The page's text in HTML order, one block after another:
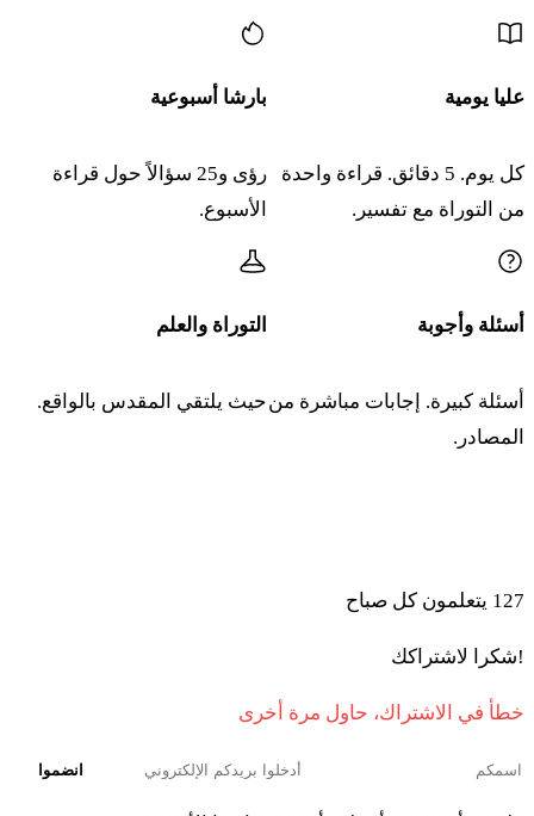
عليا يومية
كل يوم. 5 دقائق. قراءة واحدة
من التوراة مع تفسير.
بارشا أسبوعية
رؤى و25 سؤالاً حول قراءة
الأسبوع.
أسئلة وأجوبة
أسئلة كبيرة. إجابات مباشرة من
المصادر.
التوراة والعلم
حيث يلتقي المقدس بالواقع.
127 يتعلمون كل صباح
!شكرا لاشتراكك
خطأ في الاشتراك، حاول مرة أخرى
انضموا